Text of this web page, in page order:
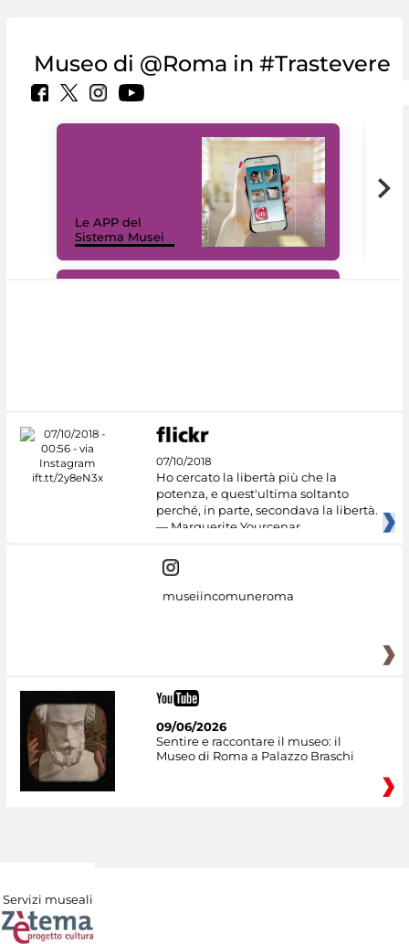
Museo di @Roma in #Trastevere
Le APP del
Sistema Musei
07/10/2018
Ho cercato la libertà più che la
potenza, e quest'ultima soltanto
perché, in parte, secondava la libertà.
— Marguerite Yourcenar
museiincomuneroma
09/06/2026
Sentire e raccontare il museo: il
Museo di Roma a Palazzo Braschi
Servizi museali